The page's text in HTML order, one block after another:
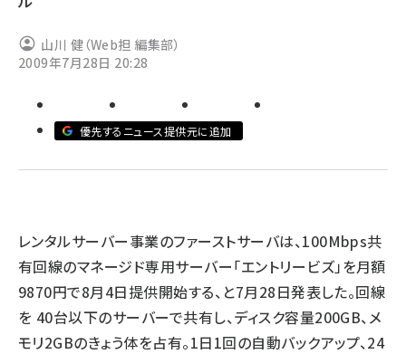
note (2312)
z世代 (1622)
山川 健（Web担 編集部）
2009年7月28日 20:28
優先するニュース提供元に追加
レンタルサーバー事業のファーストサーバは、100Mbps共
有回線のマネージド専用サーバー「エントリービズ」を月額
9870円で8月4日提供開始する、と7月28日発表した。回線
を 40台以下のサーバーで共有し、ディスク容量200GB、メ
モリ2GBのきょう体を占有。1日1回の自動バックアップ、24